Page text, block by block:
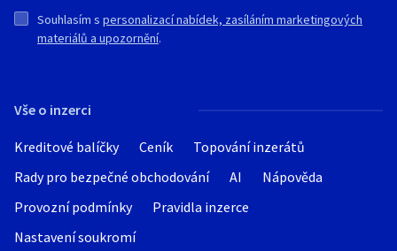
Vše o inzerci
Kreditové balíčky Ceník
Topování inzerátů
Rady pro bezpečné obchodování
AI
Nápověda
Provozní podmínky
Pravidla inzerce
Nastavení soukromí
Souhlasím s personalizací nabídek, zasíláním marketingových
materiálů a upozornění.